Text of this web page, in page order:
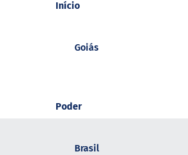
Goiás
Brasil
Início
Poder